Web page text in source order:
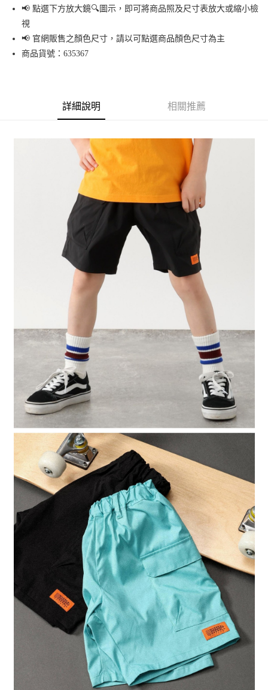
Apple Pay
街口支付
悠遊付
大哥付你分期
【大哥付你分期使用說明】
1.本服務由台灣大哥大提供，台灣大哥大用戶可立即使用無須另外申請。
2.付款方式選擇「大哥付你分期」，訂單成立後會自動跳轉到大哥付的交易
流程，驗證手機門號後，選擇欲分期的期數、繳款截止日，確認付款後即完
3.實際核准額度、可分期數及費用金額請依後續交易確認頁面所載為準。
4.訂單成立30分鐘內，如未前往確認交易或遇審核未通過，訂單將自動取
消。如遇「轉專審核」未通過狀況，表示未達大哥付你分期系統評分，恕無
法說明評估內容。
【繳款方式說明】
1.分期款項不併入電信帳單，「大哥付你分期」於每月結算日後寄送繳費提
2.透過簡訊連結打開帳單後，可選擇「超商條碼／台灣大直營門市／銀行轉
帳／街口支付／iPASS MONEY」等通路繳費。
1.本服務係由「台灣大哥大股份有限公司」（以下簡稱本公司）所提供，讓
用戶於交易時，得透過本服務購買商品或服務，並由商店將買賣／分期付款
買賣價金債權讓與本公司後，依約使用本公司帳單繳交帳款。
2.基於同意付款使用「大哥付你分期」之契約關係目的，商店將以您的個人
資料（包含姓名、電話或地址）提供予台灣大哥大進項蒐集、處理及利用，
由本公司與您本人進行分期帳單所需資料之確認、核對及更正。
3.完整用戶服務條款，請詳閱以下連結：
https://oppay.tw/userRule
【關於「AFTEE先享後付」】
AFTEE先享後付是「在收到商品之後才付款」的支付方式。 讓您購物簡單便
１．簡單：不需註冊會員、不需綁卡、不需儲值。
２．便利：只要手機號碼，簡訊認證，即可結帳。
３．安心：先確認商品／服務後，再付款。
【「AFTEE先享後付」結帳流程】
１．於結帳方式選擇「AFTEE先享後付」後，將跳轉至「AFTEE先享後付」
結帳頁面，進行簡訊認證並確認金額後，即可完成結帳。
２．訂單成立數日內，您將收到繳費通知簡訊。
３．收到繳費通知簡訊後14天內，點擊此簡訊中的連結，可透過四大超商／
ATM／網路銀行／等多元方式進行付款，方視為交易完成。
※ 請注意：結帳手續完成當下不需立刻繳費，但若您需要取消訂單，請聯絡
購買商品的店家。未經商家同意取消之訂單仍視為有效，需透過AFTEE先享
後付繳納相關費用。
※ 交易是否成功請以「AFTEE先享後付 」之結帳頁面顯示為準，若有關於
是否繳費成功／繳費後需取消欲退款等相關疑問，請聯繫「AFTEE先享後付
客戶支援中心」 https://netprotections.freshdesk.com/support/home
【注意事項】
１．透過由恩沛科技股份有限公司提供之「AFTEE先享後付」服務完成之交
易，需依本服務之必要範圍內提供個人資料，並將交易相關給付款項請求債
權轉讓予恩沛科技股份有限公司。
２．關於個人資料處理事宜，請瀏覽以下網址：
３．未成年的使用者請事先徵得法定代理人或監護人之同意方可使用
「AFTEE先享後付」，若未經同意申辦者引起之損失，本公司不負相關責
任。
４．使用「AFTEE先享後付」時，將依據個別帳號之用戶狀況，依本公司即
時審查核予不同之上限額度；若仍有額度不足之情形，本公司將視審查結果
請求用戶進行身份認證。
５．嚴禁一人註冊多個帳號或使用他人資訊註冊。若發現惡意使用之情形，
恩沛科技股份有限公司將有權停止該用戶之使用額度並採取法律行動。
每筆NT$80，滿NT$888(含以上)免運費
付款後 全家取貨
每筆NT$80，滿NT$888(含以上)免運費
每筆NT$80，滿NT$1,500(含以上)免運費
付款後 7-11取貨
每筆NT$80，滿NT$1,500(含以上)免運費
每筆NT$80，滿NT$1,500(含以上)免運費
📢 點選下方放大鏡🔍圖示，即可將商品照及尺寸表放大或縮小檢
視
📢 官網販售之顏色尺寸，請以可點選商品顏色尺寸為主
商品貨號：635367
詳細說明 相關推薦